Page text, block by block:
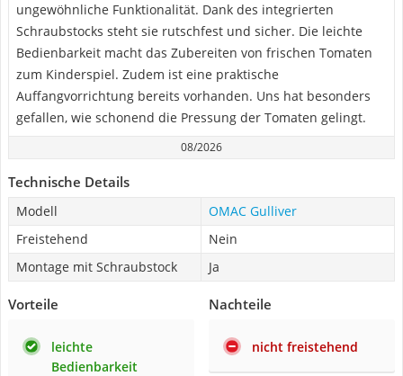
ungewöhnliche Funktionalität. Dank des integrierten
Schraubstocks steht sie rutschfest und sicher. Die leichte
Bedienbarkeit macht das Zubereiten von frischen Tomaten
zum Kinderspiel. Zudem ist eine praktische
Auffangvorrichtung bereits vorhanden. Uns hat besonders
gefallen, wie schonend die Pressung der Tomaten gelingt.
08/2026
Technische Details
Modell
OMAC Gulliver
Freistehend
Nein
Montage mit Schraubstock
Ja
Vorteile
leichte
Bedienbarkeit
Nachteile
nicht freistehend